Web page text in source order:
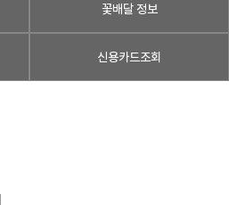
꽃배달 정보
신용카드조회